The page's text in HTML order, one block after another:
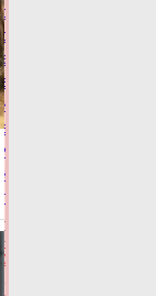
об
открытии
этапа
велогонки
«Россия»
в
Калязине:
«Атмосфера
потрясающая!»
Сегодня:
14:19
НОВОСТИ
СПОРТА